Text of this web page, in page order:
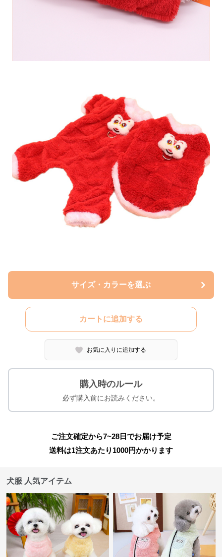
サイズ・カラーを選ぶ
カートに追加する
お気に入りに追加する
購入時のルール
必ず購入前にお読みください。
ご注文確定から7~28日でお届け予定
送料は1注文あたり 1000円かかります
犬服 人気アイテム